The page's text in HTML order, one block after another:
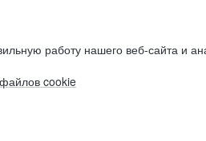
работу нашего веб-сайта и
cookie